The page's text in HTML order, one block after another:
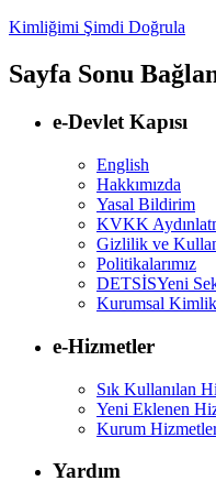
Kimliğimi Şimdi Doğrula
Sayfa Sonu
e-Devlet Kapısı
English
Hakkımızda
Yasal Bildirim
KVKK
Gizlilik ve
Politikalarımız
DETSİSYeni
Kurumsal Kimlik
e-Hizmetler
Sık Kullanılan
Yeni Eklenen
Kurum
Yardım